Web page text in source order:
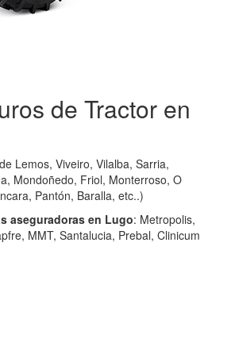
de Tractor en
Lemos, Viveiro, Vilalba, Sarria,
Mondoñedo, Friol, Monterroso, O
Pantón, Baralla, etc..)
aseguradoras en Lugo: Metropolis,
MMT, Santalucia, Prebal, Clinicum